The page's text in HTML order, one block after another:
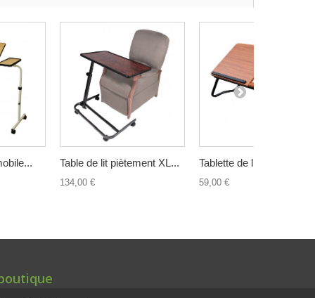
Table de lit piètement XL...
134,00 €
Tablette de lit Twin
59,00 €